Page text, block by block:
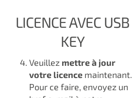
LICENCE AVEC USB
KEY
Veuillez mettre à jour
votre licence maintenant.
Pour ce faire, envoyez un